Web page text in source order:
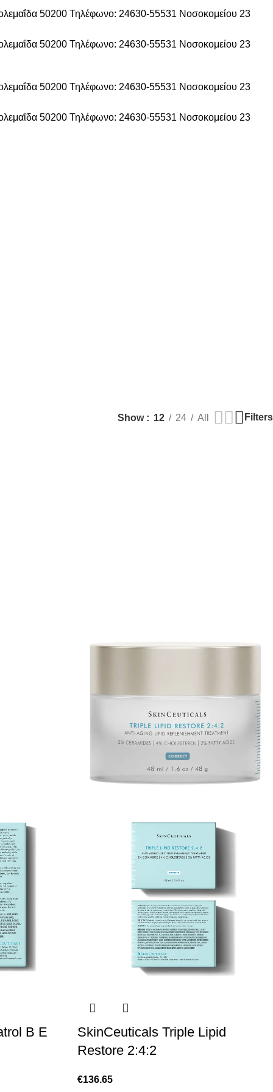
50200 Τηλέφωνο: 24630-55531 Νοσοκομείου 23
50200 Τηλέφωνο: 24630-55531 Νοσοκομείου 23
50200 Τηλέφωνο: 24630-55531 Νοσοκομείου 23
50200 Τηλέφωνο: 24630-55531 Νοσοκομείου 23
Show 12 24 All Filters
B E
SkinCeuticals Triple Lipid
Restore 2:4:2
€136.65